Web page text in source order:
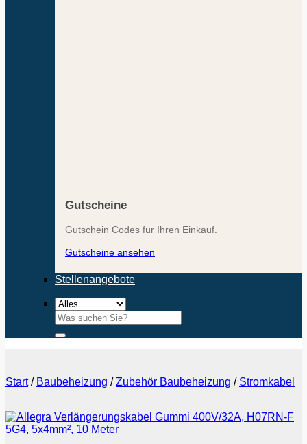
Gutscheine
Gutschein Codes für Ihren Einkauf.
Gutscheine ansehen
Stellenangebote
Suchen
Start / Baubeheizung / Zubehör Baubeheizung / Stromkabel